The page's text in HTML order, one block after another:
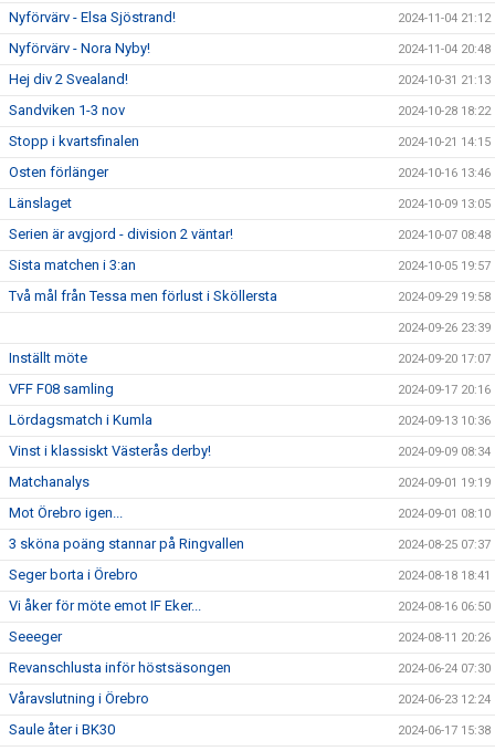
Nyförvärv - Elsa Sjöstrand! 2024-11-04 21:12
Nyförvärv - Nora Nyby! 2024-11-04 20:48
Hej div 2 Svealand! 2024-10-31 21:13
Sandviken 1-3 nov 2024-10-28 18:22
Stopp i kvartsfinalen 2024-10-21 14:15
Osten förlänger 2024-10-16 13:46
Länslaget 2024-10-09 13:05
Serien är avgjord - division 2 väntar! 2024-10-07 08:48
Sista matchen i 3:an 2024-10-05 19:57
Två mål från Tessa men förlust i Sköllersta 2024-09-29 19:58
2024-09-26 23:39
Inställt möte 2024-09-20 17:07
VFF F08 samling 2024-09-17 20:16
Lördagsmatch i Kumla 2024-09-13 10:36
Vinst i klassiskt Västerås derby! 2024-09-09 08:34
Matchanalys 2024-09-01 19:19
Mot Örebro igen... 2024-09-01 08:10
3 sköna poäng stannar på Ringvallen 2024-08-25 07:37
Seger borta i Örebro 2024-08-18 18:41
Vi åker för möte emot IF Eker... 2024-08-16 06:50
Seeeger 2024-08-11 20:26
Revanschlusta inför höstsäsongen 2024-06-24 07:30
Våravslutning i Örebro 2024-06-23 12:24
Saule åter i BK30 2024-06-17 15:38